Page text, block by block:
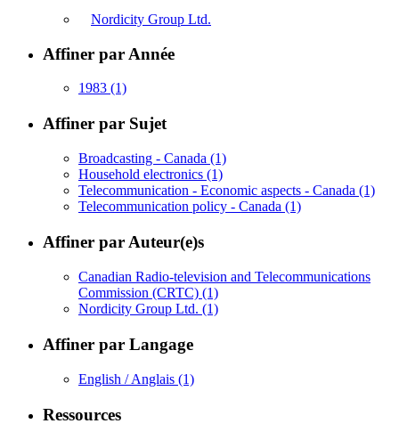
Nordicity Group Ltd.
Affiner par Année
1983 (1)
Affiner par Sujet
Broadcasting - Canada (1)
Household electronics (1)
Telecommunication - Economic aspects - Canada (1)
Telecommunication policy - Canada (1)
Affiner par Auteur(e)s
Canadian Radio-television and Telecommunications
Commission (CRTC) (1)
Nordicity Group Ltd. (1)
Affiner par Langage
English / Anglais (1)
Ressources